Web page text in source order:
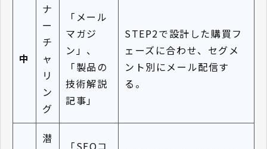
中
ナ
ー
チ
ャ
リ
ン
グ
「メール
マガジ
ン」、
「製品の
技術解説
記事」
STEP2で設計した購買フ
ェーズに合わせ、セグメ
ント別にメール配信す
る。
潜
「SEOコ